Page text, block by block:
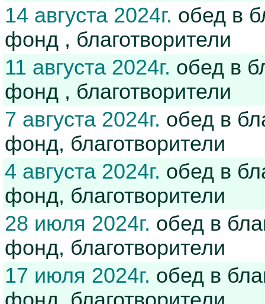
14 августа 2024г. обед в
фонд , благотворители
11 августа 2024г. обед в
фонд , благотворители
7 августа 2024г. обед в
фонд, благотворители
4 августа 2024г. обед в
фонд, благотворители
28 июля 2024г. обед в
фонд, благотворители
17 июля 2024г. обед в